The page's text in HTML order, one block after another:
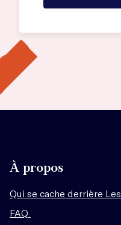
À propos
Qui se cache derrière
FAQ